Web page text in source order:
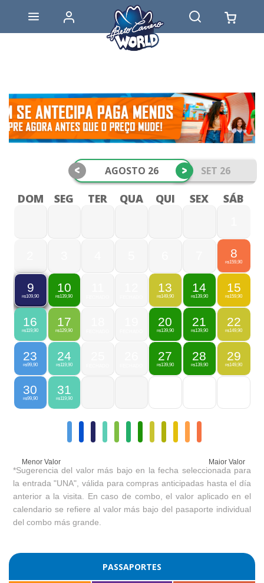
AGOSTO 26 SET 26
< >
DOM SEG TER QUA QUI SEX SÁB
8
R$159,90
9
R$109,90
10
R$139,90
13
R$149,90
14
R$139,90
15
R$159,90
16
R$119,90
17
R$129,90
20
R$139,90
21
R$139,90
22
R$149,90
23
R$99,90
24
R$119,90
27
R$139,90
28
R$139,90
29
R$149,90
30
R$99,90
31
R$119,90
Menor Valor Maior Valor
*Sugerencia del valor más bajo en la fecha seleccionada para
la entrada "UNA", válida para compras anticipadas hasta el día
anterior a la visita. En caso de combo, el valor aplicado en el
calendario se refiere al valor más bajo del pasaporte individual
del combo más grande.
PASSAPORTES